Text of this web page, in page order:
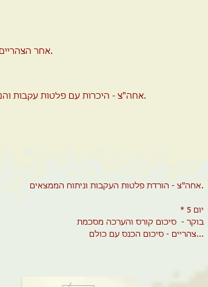
אחר הצהריים - הרצאת מבוא לגששות וסיור ראשוני להיכרות עקבות בע"ח בחווה.
אחה"צ - היכרות עם פלטות עקבות והנחתם בשטח ללמוד מי מסתובב סביבנו בלילות ולסקר נמנמני עצים.
אחה"צ - הורדת פלטות העקבות וניתוח ה ממצאים.
* יום 5
בוקר - סיכום קורס והערכה מסכמת
צהריים - סיכום הכנס עם כולם...